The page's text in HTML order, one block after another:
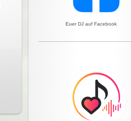
Euer DJ auf Facebook